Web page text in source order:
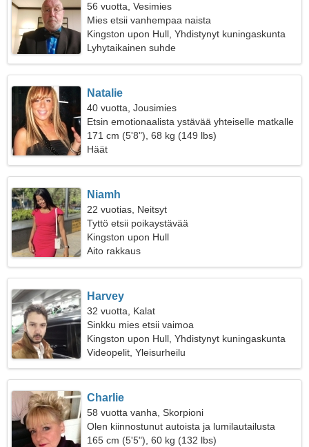
56 vuotta, Vesimies
Mies etsii vanhempaa naista
Kingston upon Hull, Yhdistynyt kuningaskunta
Lyhytaikainen suhde
Natalie
40 vuotta, Jousimies
Etsin emotionaalista ystävää yhteiselle matkalle
171 cm (5'8"), 68 kg (149 lbs)
Häät
Niamh
22 vuotias, Neitsyt
Tyttö etsii poikaystävää
Kingston upon Hull
Aito rakkaus
Harvey
32 vuotta, Kalat
Sinkku mies etsii vaimoa
Kingston upon Hull, Yhdistynyt kuningaskunta
Videopelit, Yleisurheilu
Charlie
58 vuotta vanha, Skorpioni
Olen kiinnostunut autoista ja lumilautailusta
165 cm (5'5"), 60 kg (132 lbs)